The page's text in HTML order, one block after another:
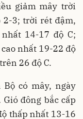
giảm mây trời
2-3; trời rét đậm,
14-17 độ C;
nhất 19-22 độ
26 độ C.
có mây, ngày
đông bắc cấp
thấp nhất 13-16